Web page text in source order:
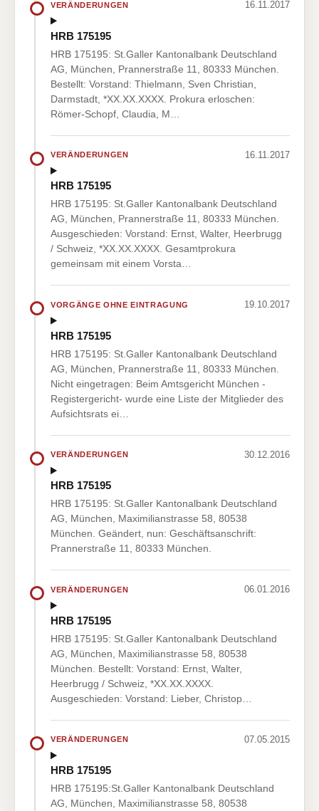
VERÄNDERUNGEN 16.11.2017
HRB 175195
HRB 175195: St.Galler Kantonalbank Deutschland
AG, München, Prannerstraße 11, 80333 München.
Bestellt: Vorstand: Thielmann, Sven Christian,
Darmstadt, *XX.XX.XXXX. Prokura erloschen:
Römer-Schopf, Claudia, M…
VERÄNDERUNGEN 16.11.2017
HRB 175195
HRB 175195: St.Galler Kantonalbank Deutschland
AG, München, Prannerstraße 11, 80333 München.
Ausgeschieden: Vorstand: Ernst, Walter, Heerbrugg
/ Schweiz, *XX.XX.XXXX. Gesamtprokura
gemeinsam mit einem Vorsta…
VORGÄNGE OHNE EINTRAGUNG 19.10.2017
HRB 175195
HRB 175195: St.Galler Kantonalbank Deutschland
AG, München, Prannerstraße 11, 80333 München.
Nicht eingetragen: Beim Amtsgericht München -
Registergericht- wurde eine Liste der Mitglieder des
Aufsichtsrats ei…
VERÄNDERUNGEN 30.12.2016
HRB 175195
HRB 175195: St.Galler Kantonalbank Deutschland
AG, München, Maximilianstrasse 58, 80538
München. Geändert, nun: Geschäftsanschrift:
Prannerstraße 11, 80333 München.
VERÄNDERUNGEN 06.01.2016
HRB 175195
HRB 175195: St.Galler Kantonalbank Deutschland
AG, München, Maximilianstrasse 58, 80538
München. Bestellt: Vorstand: Ernst, Walter,
Heerbrugg / Schweiz, *XX.XX.XXXX.
Ausgeschieden: Vorstand: Lieber, Christop…
VERÄNDERUNGEN 07.05.2015
HRB 175195
HRB 175195:St.Galler Kantonalbank Deutschland
AG, München, Maximilianstrasse 58, 80538